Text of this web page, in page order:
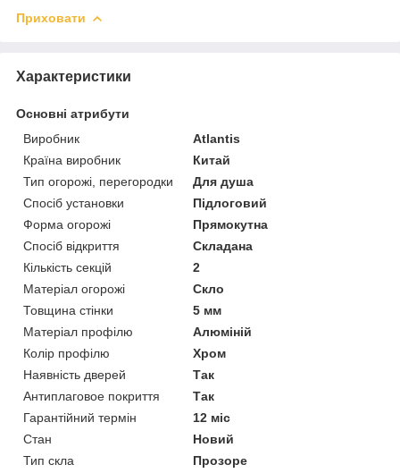
Приховати
Характеристики
Основні атрибути
Виробник
Atlantis
Країна виробник
Китай
Тип огорожі, перегородки
Для душа
Спосіб установки
Підлоговий
Форма огорожі
Прямокутна
Спосіб відкриття
Складана
Кількість секцій
2
Матеріал огорожі
Скло
Товщина стінки
5 мм
Матеріал профілю
Алюміній
Колір профілю
Хром
Наявність дверей
Так
Антиплаговое покриття
Так
Гарантійний термін
12 міс
Стан
Новий
Тип скла
Прозоре